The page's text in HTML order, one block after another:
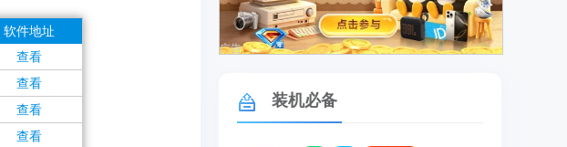
软件地址
查看
查看
查看
查看
广告
装机必备